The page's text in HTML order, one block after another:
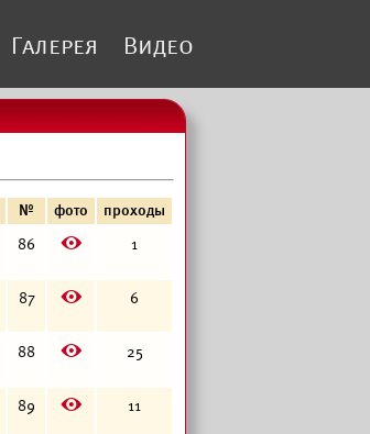
Галерея Видео
№ фото
проходы
86 E 1
87 E 6
88 E 25
89 E 11